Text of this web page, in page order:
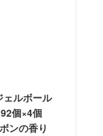
ルボール
個×4個
ンの香り